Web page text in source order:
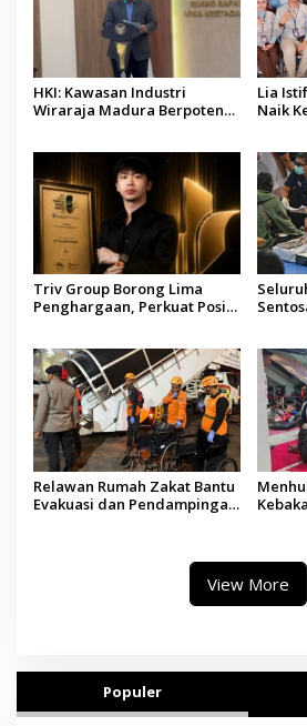
HKI: Kawasan Industri
Wiraraja Madura Berpotensi
Lia
Naik
Triv Group Borong Lima
Penghargaan, Perkuat Posisi
Relawan Rumah Zakat Bantu
Evakuasi dan Pendampingan
View More
Populer